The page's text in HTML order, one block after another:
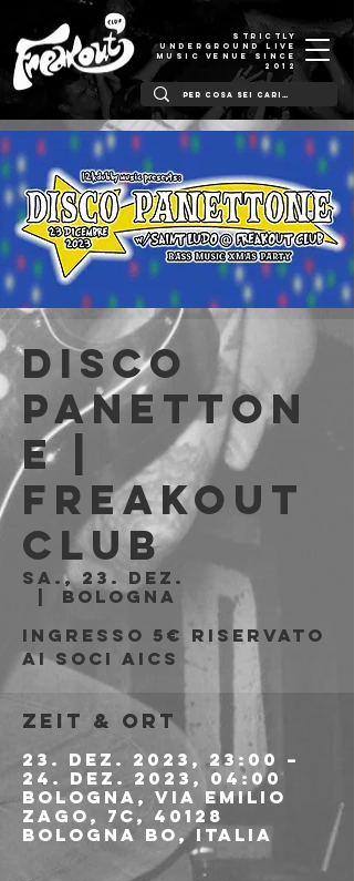
STRICTLY
UNDERGROUND LIVE
MUSIC VENUE SINCE
2012
Disco
Panetton
e |
Freakout
Club
Sa., 23. Dez.
Bologna
Ingresso 5€ riservato
ai soci AICS
Zeit & Ort
23. Dez. 2023, 23:00 –
24. Dez. 2023, 04:00
Bologna, Via Emilio
Zago, 7c, 40128
Bologna BO, Italia